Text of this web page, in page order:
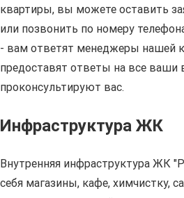
квартиры, вы можете оставить
или позвонить по номеру
- вам ответят менеджеры нашей
предоставят ответы на все ваши
проконсультируют вас.
Инфраструктура ЖК
Внутренняя инфраструктура ЖК
себя магазины, кафе, химчистку,